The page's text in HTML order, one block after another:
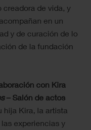
creadora de vida, y
en un
y de curación de lo
de la fundación
con Kira
– Salón de actos
hija Kira, la artista
experiencias y